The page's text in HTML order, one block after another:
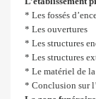
* Les fossés
* Les ouvertures
* Les structures
* Les structures
* Le matériel de
* Conclusion sur